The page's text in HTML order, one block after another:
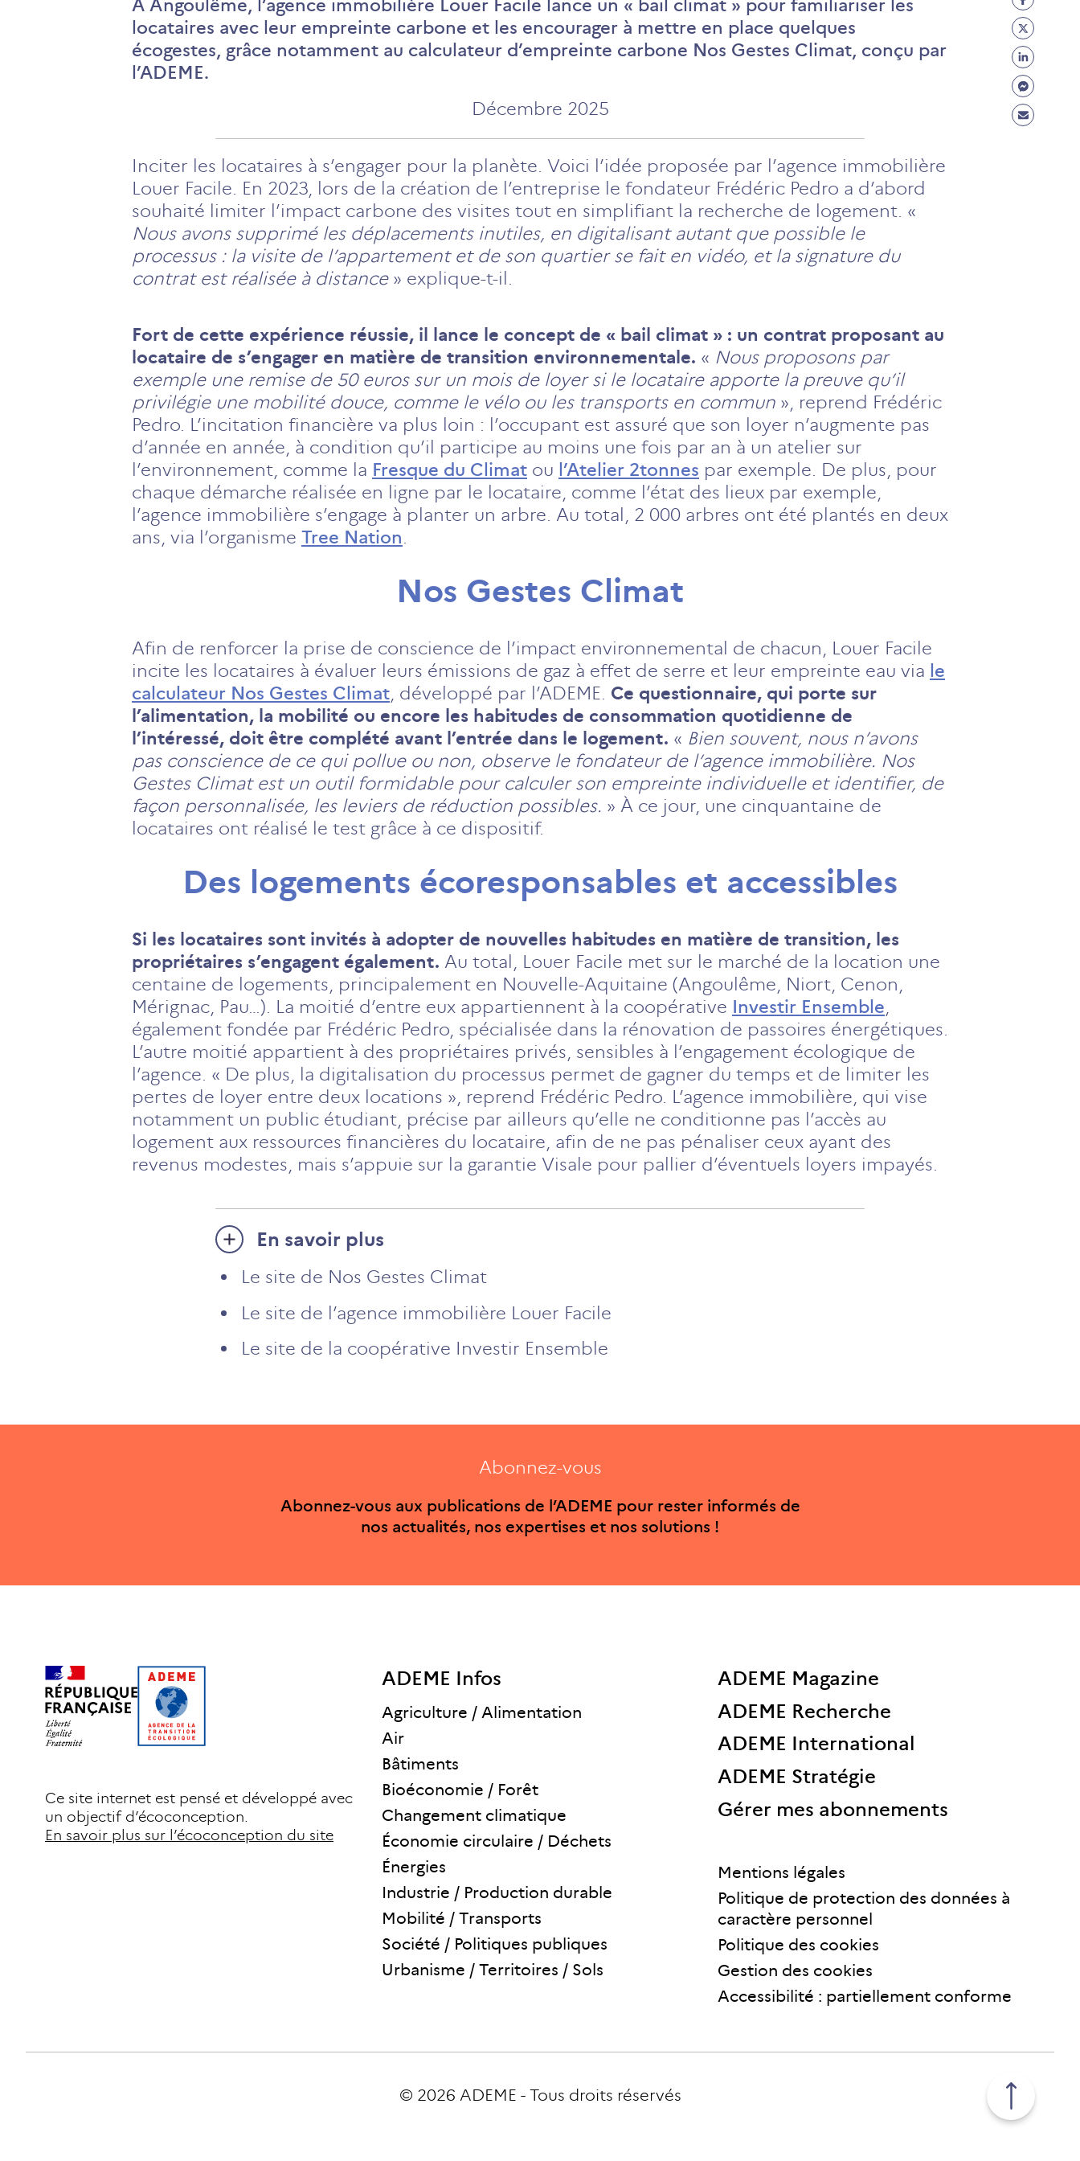
À Angoulême, l’agence immobilière Louer Facile lance un « bail climat » pour familiariser les
locataires avec leur empreinte carbone et les encourager à mettre en place quelques
écogestes, grâce notamment au calculateur d’empreinte carbone Nos Gestes Climat, conçu par
l’ADEME.
Décembre 2025
(ouvre
un
nouvel
onglet)
Partage
Twitter
(ouvre
un
nouvel
Partage
(ouvre
un
Partage
(ouvre
Partage
Inciter les locataires à s’engager pour la planète. Voici l’idée proposée par l’agence immobilière
Louer Facile. En 2023, lors de la création de l’entreprise le fondateur Frédéric Pedro a d’abord
souhaité limiter l’impact carbone des visites tout en simplifiant la recherche de logement. «
Nous avons supprimé les déplacements inutiles, en digitalisant autant que possible le
processus : la visite de l’appartement et de son quartier se fait en vidéo, et la signature du
contrat est réalisée à distance» explique-t-il.
Fort de cette expérience réussie, il lance le concept de « bail climat » : un contrat proposant au
locataire de s’engager en matière de transition environnementale. « Nous proposons par
exemple une remise de 50 euros sur un mois de loyer si le locataire apporte la preuve qu’il
privilégie une mobilité douce, comme le vélo ou les transports en commun », reprend Frédéric
Pedro. L’incitation financière va plus loin : l’occupant est assuré que son loyer n’augmente pas
d’année en année, à condition qu’il participe au moins une fois par an à un atelier sur
l’environnement, comme la Fresque du Climat ou l’Atelier 2tonnes par exemple. De plus, pour
chaque démarche réalisée en ligne par le locataire, comme l’état des lieux par exemple,
l’agence immobilière s’engage à planter un arbre. Au total, 2 000 arbres ont été plantés en deux
ans, via l’organisme Tree Nation.
Nos Gestes Climat
Afin de renforcer la prise de conscience de l’impact environnemental de chacun, Louer Facile
incite les locataires à évaluer leurs émissions de gaz à effet de serre et leur empreinte eau via le
calculateur Nos Gestes Climat, développé par l’ADEME. Ce questionnaire, qui porte sur
l’alimentation, la mobilité ou encore les habitudes de consommation quotidienne de
l’intéressé, doit être complété avant l’entrée dans le logement. « Bien souvent, nous n’avons
pas conscience de ce qui pollue ou non, observe le fondateur de l’agence immobilière. Nos
Gestes Climat est un outil formidable pour calculer son empreinte individuelle et identifier, de
façon personnalisée, les leviers de réduction possibles. » À ce jour, une cinquantaine de
locataires ont réalisé le test grâce à ce dispositif.
Des logements écoresponsables et accessibles
Si les locataires sont invités à adopter de nouvelles habitudes en matière de transition, les
propriétaires s’engagent également. Au total, Louer Facile met sur le marché de la location une
centaine de logements, principalement en Nouvelle-Aquitaine (Angoulême, Niort, Cenon,
Mérignac, Pau…). La moitié d’entre eux appartiennent à la coopérative Investir Ensemble,
également fondée par Frédéric Pedro, spécialisée dans la rénovation de passoires énergétiques.
L’autre moitié appartient à des propriétaires privés, sensibles à l’engagement écologique de
l’agence. « De plus, la digitalisation du processus permet de gagner du temps et de limiter les
pertes de loyer entre deux locations », reprend Frédéric Pedro. L’agence immobilière, qui vise
notamment un public étudiant, précise par ailleurs qu’elle ne conditionne pas l’accès au
logement aux ressources financières du locataire, afin de ne pas pénaliser ceux ayant des
revenus modestes, mais s’appuie sur la garantie Visale pour pallier d’éventuels loyers impayés.
En savoir plus
Le site de Nos Gestes Climat
Le site de l’agence immobilière Louer Facile
Le site de la coopérative Investir Ensemble
Abonnez-vous
Abonnez-vous aux publications de l’ADEME pour rester informés de
nos actualités, nos expertises et nos solutions !
Ce site internet est pensé et développé avec
un objectif d’écoconception.
En savoir plus sur l’écoconception du site
ADEME Infos
Agriculture / Alimentation
Air
Bâtiments
Bioéconomie / Forêt
Changement climatique
Économie circulaire / Déchets
Énergies
Industrie / Production durable
Mobilité / Transports
Société / Politiques publiques
Urbanisme / Territoires / Sols
ADEME Magazine
ADEME Recherche
ADEME International
ADEME Stratégie
Gérer mes abonnements
Mentions légales
Politique de protection des données à
caractère personnel
Politique des cookies
Gestion des cookies
Accessibilité : partiellement conforme
Retour
en
© 2026 ADEME - Tous droits réservés